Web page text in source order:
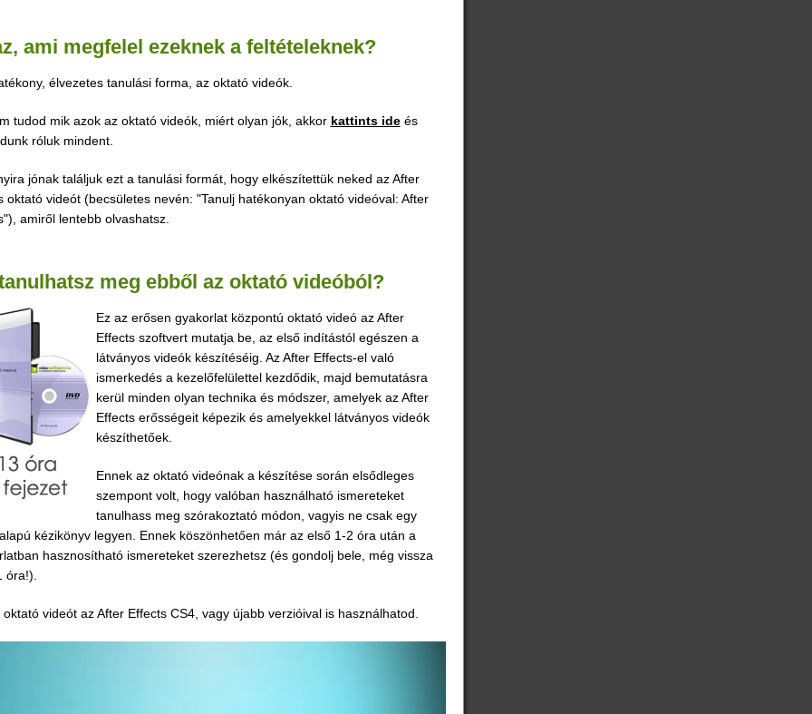
ami megfelel ezeknek a feltételeknek?
élvezetes tanulási forma, az oktató videók.
tudod mik azok az oktató videók, miért olyan jók, akkor kattints ideés
róluk mindent.
jónak találjuk ezt a tanulási formát, hogy elkészítettük neked az After
oktató videót (becsületes nevén: "Tanulj hatékonyan oktató videóval: After
amiről lentebb olvashatsz.
meg ebből az oktató videóból?
Ez az erősen gyakorlat központú oktató videó az After
Effects szoftvert mutatja be, az első indítástól egészen a
látványos videók készítéséig. Az After Effects-el való
ismerkedés a kezelőfelülettel kezdődik, majd bemutatásra
kerül minden olyan technika és módszer, amelyek az After
Effects erősségeit képezik és amelyekkel látványos videók
készíthetőek.
Ennek az oktató videónak a készítése során elsődleges
szempont volt, hogy valóban használható ismereteket
tanulhass meg szórakoztató módon, vagyis ne csak egy
kézikönyv legyen. Ennek köszönhetően már az első 1-2 óra után a
hasznosítható ismereteket szerezhetsz (és gondolj bele, még vissza
óra!).
oktató videót az After Effects CS4, vagy újabb verzióival is használhatod.